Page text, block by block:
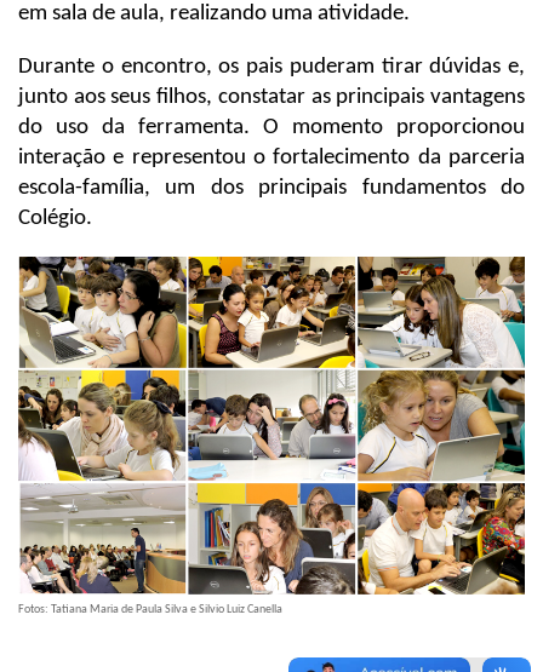
em sala de aula, realizando uma atividade.
Durante o encontro, os pais puderam tirar dúvidas e,
junto aos seus filhos, constatar as principais vantagens
do uso da ferramenta. O momento proporcionou
interação e representou o fortalecimento da parceria
escola-família, um dos principais fundamentos do
Colégio.
Fotos: Tatiana Maria de Paula Silva e Silvio Luiz Canella